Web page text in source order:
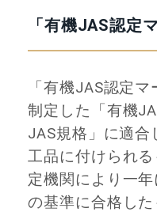
「有機JAS認定
「有機JAS認定
制定した「有機
JAS規格」に適合
工品に付けられ
定機関により一
の基準に合格し